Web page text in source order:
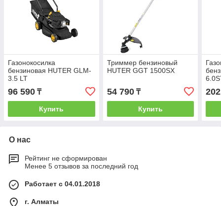
Газонокосилка
бензиновая HUTER GLM-
3.5 LT
96 590 ₸
Купить
Триммер бензиновый
HUTER GGT 1500SX
54 790₸
Купить
О нас
Рейтинг не сформирован
Менее 5 отзывов за последний год
Работает с 04.01.2018
г. Алматы